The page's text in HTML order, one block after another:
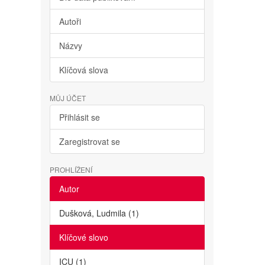
Autoři
Názvy
Klíčová slova
MŮJ ÚČET
Přihlásit se
Zaregistrovat se
PROHLÍŽENÍ
Autor
Dušková, Ludmila (1)
Klíčové slovo
ICU (1)